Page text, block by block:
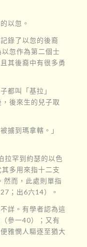
以忽。
錄了以忽的後裔
忽作為第二個士
其後裔中有很多勇
都叫「基拉」
後來生的兒子取
擄到瑪拿轄。」
拉罕到約瑟的以色
多用來指十二支
然而，此處則單指
；出6六14）。
詳。有學者認為這
參一40）；又有
雅憫人驅逐至猶大